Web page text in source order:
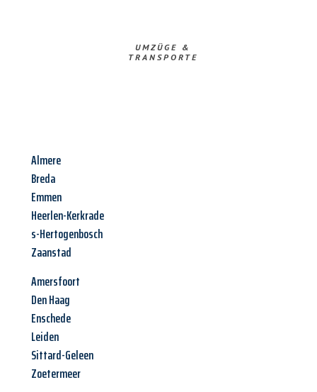
UMZÜGE &
TRANSPORTE
Almere
Breda
Emmen
Heerlen-Kerkrade
s-Hertogenbosch
Zaanstad
Amersfoort
Den Haag
Enschede
Leiden
Sittard-Geleen
Zoetermeer